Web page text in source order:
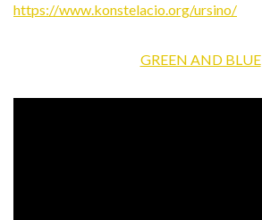
https://www.konstelacio.org/ursino/
GREEN AND BLUE